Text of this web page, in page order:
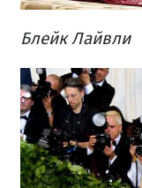
Блейк Лайвли